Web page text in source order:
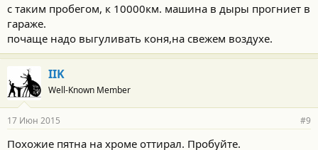
с таким пробегом, к 10000км. машина в дыры прогниет в
гараже.
почаще надо выгуливать коня,на свежем воздухе.
IIK
Well-Known Member
17 Июн 2015 #9
Похожие пятна на хроме оттирал. Пробуйте.